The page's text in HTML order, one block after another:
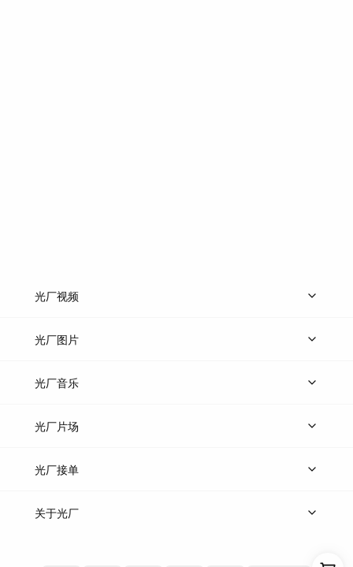
光厂视频
上传视频
光厂图片
上传图片
光厂音乐
热门音乐
光厂片场
上传案例
光厂接单
上架服务
关于光厂